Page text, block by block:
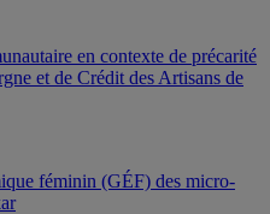
en contexte de précarité
et de Crédit des Artisans de
féminin (GÉF) des micro-